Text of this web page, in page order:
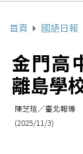
首頁 國語日報
金門高
離島學
陳芝瑄／臺北報導
(2025/11/3)